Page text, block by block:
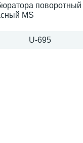
поворотный
MS
U-695